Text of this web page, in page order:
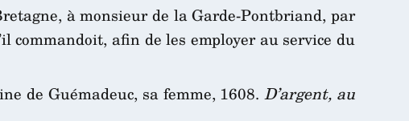
à monsieur de la Garde-Pontbriand, par
commandoit, afin de les employer au service du
de Guémadeuc, sa femme, 1608.D’argent, au